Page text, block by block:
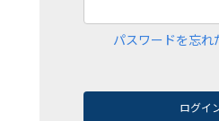
パスワードを忘れ
ログイ